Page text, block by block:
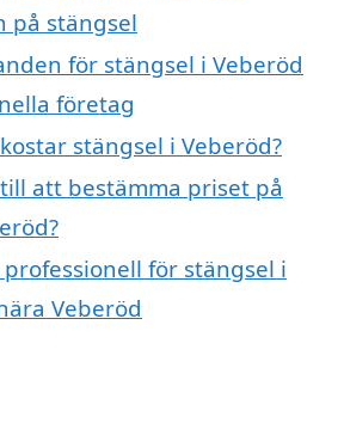
på stängsel
för stängsel i Veberöd
företag
stängsel i Veberöd?
att bestämma priset på
professionell för stängsel i
Veberöd